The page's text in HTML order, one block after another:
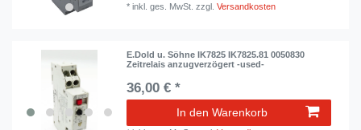
*inkl. ges. MwSt. zzgl.Versandkosten
E.Dold u. Söhne IK7825 IK7825.81 0050830
Zeitrelais anzugverzögert -used-
36,00 € *
In den Warenkorb